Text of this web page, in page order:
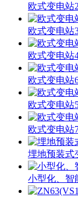
欧式变电站2
欧式变电站
欧式变电站
欧式变电站
欧式变电站
欧式变电站
埋地预装式
小型化、智